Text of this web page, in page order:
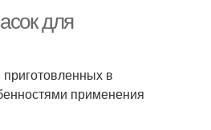
для
в
применения